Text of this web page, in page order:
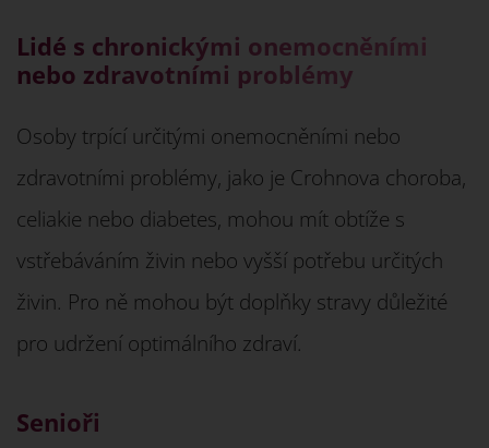
Lidé s chronickými onemocněními
nebo zdravotními problémy
Osoby trpící určitými onemocněními nebo
zdravotními problémy, jako je Crohnova choroba,
celiakie nebo diabetes, mohou mít obtíže s
vstřebáváním živin nebo vyšší potřebu určitých
živin. Pro ně mohou být doplňky stravy důležité
pro udržení optimálního zdraví.
Senioři